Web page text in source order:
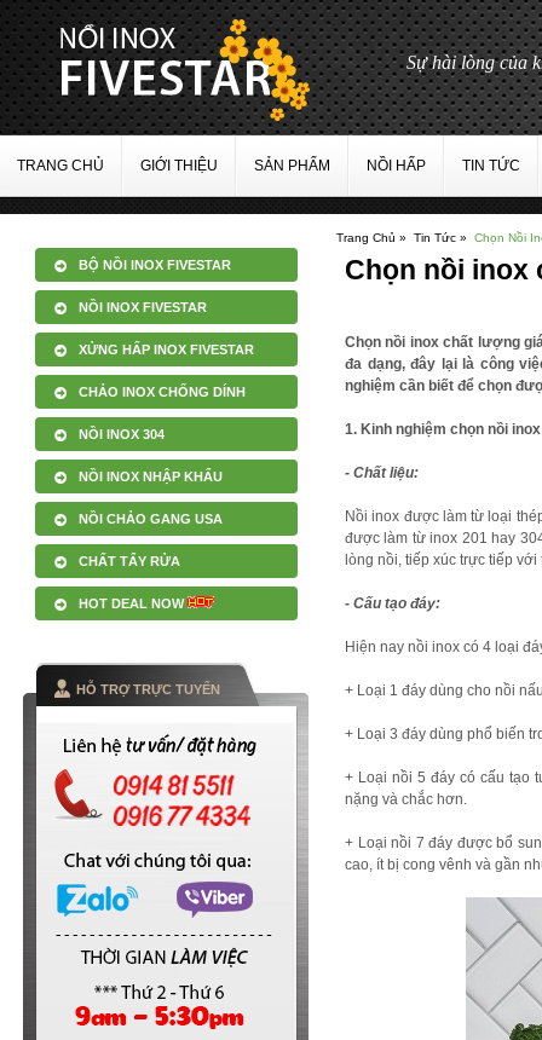
Sự hài
TRANG CHỦ GIỚI THIỆU SẢN PHẨM NỒI HẤP TIN TỨC
BỘ NỒI INOX FIVESTAR
NỒI INOX FIVESTAR
XỬNG HẤP INOX FIVESTAR
CHẢO INOX CHỐNG DÍNH
NỒI INOX 304
NỒI INOX NHẬP KHẨU
NỒI CHẢO GANG USA
CHẤT TẨY RỬA
HOT DEAL NOW
HỖ TRỢ TRỰC TUYẾN
Trang Chủ » Tin Tức » Chọn Nồi
Chọn nồi
Chọn nồi inox chất lượng
đa dạng, đây lại là công
nghiệm cần biết để chọn
1. Kinh nghiệm chọn nồi
- Chất liệu:
Nồi inox được làm từ loại
được làm từ inox 201 hay
lòng nồi, tiếp xúc trực tiếp
- Cấu tạo đáy:
Hiện nay nồi inox có 4 loại
+ Loại 1 đáy dùng cho nồi
+ Loại 3 đáy dùng phổ biến
+ Loại nồi 5 đáy có cấu tạo
nặng và chắc hơn.
+ Loại nồi 7 đáy được bổ
cao, ít bị cong vênh và gần